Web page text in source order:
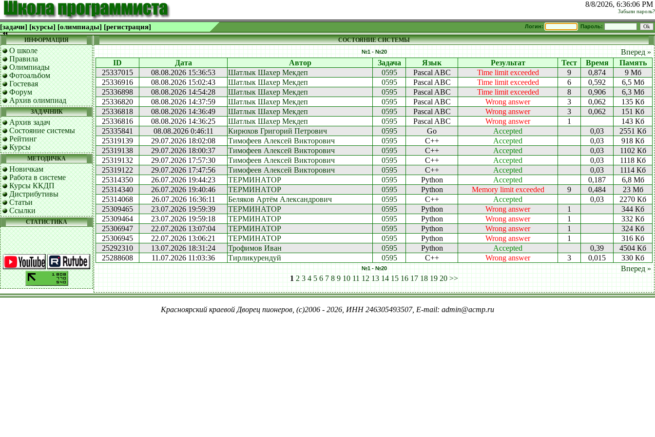
8/8/2026, 6:36:06 PM
Забыли пароль?
[задачи] [курсы] [олимпиады] [регистрация] Логин: Пароль:
ИНФОРМАЦИЯ
О школе
Правила
Олимпиады
Фотоальбом
Гостевая
Форум
Архив олимпиад
ЗАДАЧНИК
Архив задач
Состояние системы
Рейтинг
Курсы
МЕТОДИЧКА
Новичкам
Работа в системе
Курсы ККДП
Дистрибутивы
Статьи
Ссылки
СТАТИСТИКА
СОСТОЯНИЕ СИСТЕМЫ
№1 - №20
Вперед »
ID
Дата Автор Задача Язык Результат Тест Время
Память
25337015
08.08.2026 15:36:53 Шатлык Шахер Мекдеп 0595 Pascal ABC Time limit exceeded 9 0,874
9 Мб
25336916
08.08.2026 15:02:43 Шатлык Шахер Мекдеп 0595 Pascal ABC Time limit exceeded 6 0,592
6,5 Мб
25336898
08.08.2026 14:54:28 Шатлык Шахер Мекдеп 0595 Pascal ABC Time limit exceeded 8 0,906
6,3 Мб
25336820
08.08.2026 14:37:59 Шатлык Шахер Мекдеп 0595 Pascal ABC Wrong answer 3 0,062
135 Кб
25336818
08.08.2026 14:36:49 Шатлык Шахер Мекдеп 0595 Pascal ABC Wrong answer 3 0,062
151 Кб
25336816
08.08.2026 14:36:25 Шатлык Шахер Мекдеп 0595 Pascal ABC Wrong answer 1
143 Кб
25335841
08.08.2026 0:46:11 Кирюхов Григорий Петрович 0595 Go Accepted 0,03
2551 Кб
25319139
29.07.2026 18:02:08 Тимофеев Алексей Викторович 0595 C++ Accepted 0,03
918 Кб
25319138
29.07.2026 18:00:37 Тимофеев Алексей Викторович 0595 C++ Accepted 0,03
1102 Кб
25319132
29.07.2026 17:57:30 Тимофеев Алексей Викторович 0595 C++ Accepted 0,03
1118 Кб
25319122
29.07.2026 17:47:56 Тимофеев Алексей Викторович 0595 C++ Accepted 0,03
1114 Кб
25314350
26.07.2026 19:44:23 ТЕРМИНАТОР 0595 Python Accepted 0,187
6,8 Мб
25314340
26.07.2026 19:40:46 ТЕРМИНАТОР 0595 Python Memory limit exceeded 9 0,484
23 Мб
25314068
26.07.2026 16:36:11 Беляков Артём Александрович 0595 C++ Accepted 0,03
2270 Кб
25309465
23.07.2026 19:59:39 ТЕРМИНАТОР 0595 Python Wrong answer 1
344 Кб
25309464
23.07.2026 19:59:18 ТЕРМИНАТОР 0595 Python Wrong answer 1
332 Кб
25306947
22.07.2026 13:07:04 ТЕРМИНАТОР 0595 Python Wrong answer 1
324 Кб
25306945
22.07.2026 13:06:21 ТЕРМИНАТОР 0595 Python Wrong answer 1
316 Кб
25292310
13.07.2026 18:31:24 Трофимов Иван 0595 Python Accepted 0,39
4504 Кб
25288608
11.07.2026 11:03:36 Тирликурендуй 0595 C++ Wrong answer 3 0,015 330 Кб
№1 - №20
Вперед »
1 2 3 4 5 6 7 8 9 10 11 12 13 14 15 16 17 18 19 20 >>
Красноярский краевой Дворец пионеров, (c)2006 - 2026, ИНН 246305493507, E-mail: admin@acmp.ru